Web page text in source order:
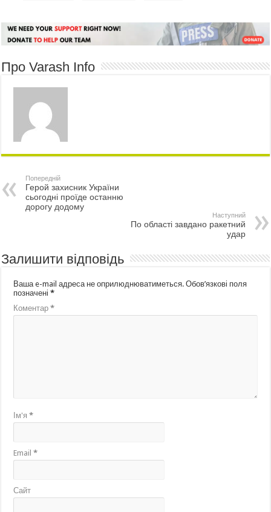
Про Varash Info
Попередній
Герой захисник України
сьогодні проїде останню
дорогу додому
Наступний
По області завдано ракетний
удар
Залишити відповідь
Ваша e-mail адреса не оприлюднюватиметься. Обов’язкові поля
позначені*
Коментар*
Ім'я*
Email*
Сайт